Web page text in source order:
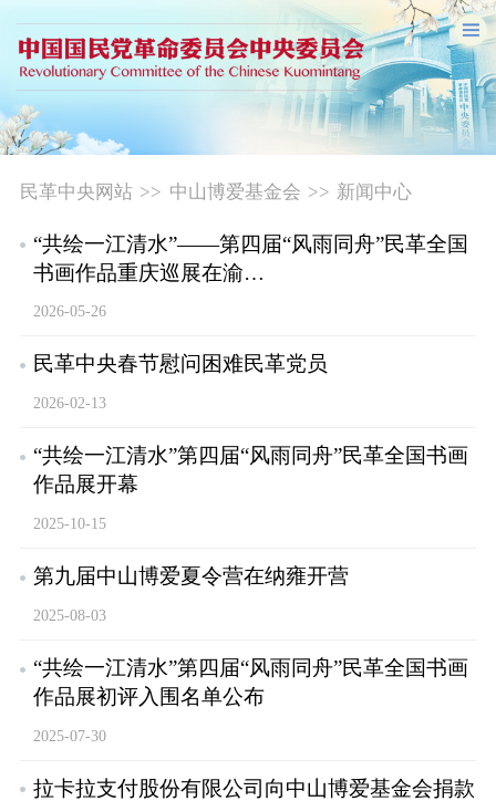
民革中央网站 >> 中山博爱基金会 >> 新闻中心
“共绘一江清水”——第四届“风雨同舟”民革全国
书画作品重庆巡展在渝…
2026-05-26
民革中央春节慰问困难民革党员
2026-02-13
“共绘一江清水”第四届“风雨同舟”民革全国书画
作品展开幕
2025-10-15
第九届中山博爱夏令营在纳雍开营
2025-08-03
“共绘一江清水”第四届“风雨同舟”民革全国书画
作品展初评入围名单公布
2025-07-30
拉卡拉支付股份有限公司向中山博爱基金会捐款